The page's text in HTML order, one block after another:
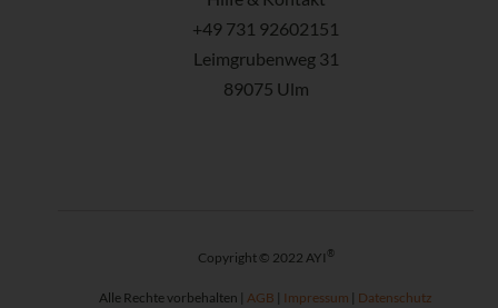
+49 731 92602151
Leimgrubenweg 31
89075 Ulm
Copyright © 2022 AYI ®
Alle Rechte vorbehalten | AGB | Impressum | Datenschutz